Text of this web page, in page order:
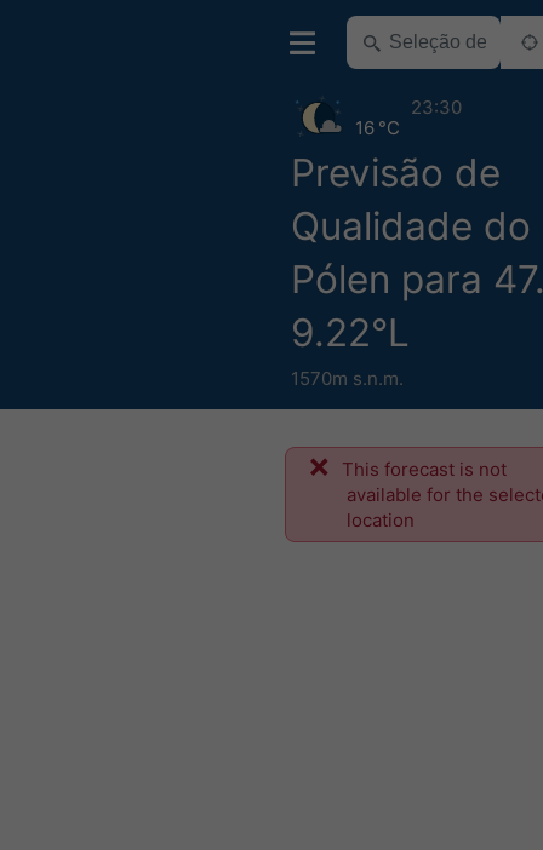
Previsão de
Qualidade do
Pólen para
9.22°L
1570m s.n.m.
16 °C
23:30
This forecast is not
available for the
location